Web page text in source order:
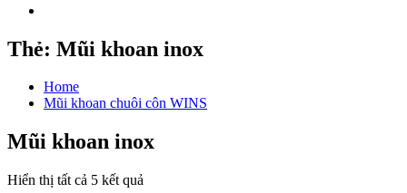
Thẻ: Mũi khoan inox
Home
Mũi khoan chuôi côn WINS
Mũi khoan inox
Hiển thị tất cả 5 kết quả